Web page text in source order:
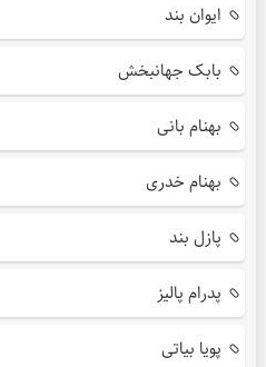
ایوان بند
بابک جهانبخش
بهنام بانی
بهنام خدری
پازل بند
پدرام پالیز
پویا بیاتی